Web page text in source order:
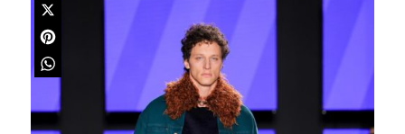
Facebook
X
Pinterest